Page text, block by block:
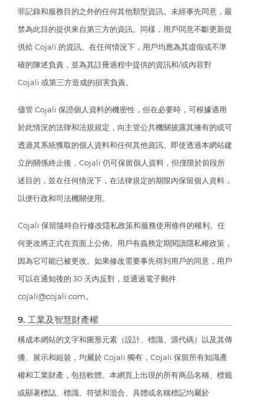
罪記錄和服務目的之外的任何其他類型資訊。未經事先同意，嚴
禁為此目的提供來自第三方的資訊。同樣，用戶同意不斷更新提
供給 Cojali 的資訊。在任何情況下，用戶均應為其虛假或不準
確的陳述負責，並為其註冊過程中提供的資訊和/或內容對
Cojali 或第三方造成的損害負責。
儘管 Cojali 保證個人資料的機密性，但在必要時，可根據適用
於此情況的法律和法規規定，向主管公共機關披露其擁有的或可
透過其系統獲取的個人資料和任何其他資訊。即使透過本網站建
立的關係終止後，Cojali 仍可保留個人資料，但僅限於前段所
述目的，並在任何情況下，在法律規定的期限內保留個人資料，
以便行政和司法機關使用。
Cojali 保留隨時自行修改隱私政策和服務使用條件的權利。任
何更改將正式在頁面上公佈。用戶有義務定期閱讀隱私權政策，
因為它可能已被更改。如果修改需要事先得到用戶的同意，用戶
可以在通知後的 30 天內反對，並通過電子郵件
cojali@cojali.com。
9. 工業及智慧財產權
構成本網站的文字和圖形元素（設計、標識、源代碼）以及其傳
播、展示和組裝，均屬於 Cojali 獨有，Cojali 保留所有知識產
權和工業財產，包括軟體。本網頁上出現的所有商品名稱、標籤
或顯著標誌、標識、符號和混合、具體或名稱標記均屬於